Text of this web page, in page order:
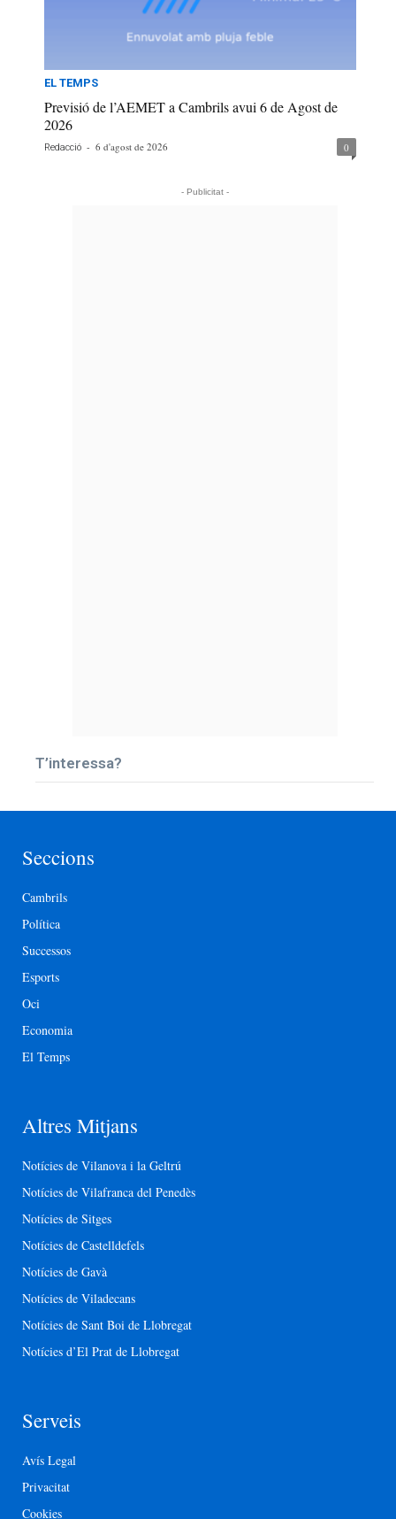
EL TEMPS
Previsió de l’AEMET a Cambrils avui 6 de Agost de
2026
Redacció - 6 d'agost de 2026 0
- Publicitat -
T’interessa?
Seccions
Cambrils
Política
Successos
Esports
Oci
Economia
El Temps
Altres Mitjans
Notícies de Vilanova i la Geltrú
Notícies de Vilafranca del Penedès
Notícies de Sitges
Notícies de Castelldefels
Notícies de Gavà
Notícies de Viladecans
Notícies de Sant Boi de Llobregat
Notícies d’El Prat de Llobregat
Serveis
Avís Legal
Privacitat
Cookies